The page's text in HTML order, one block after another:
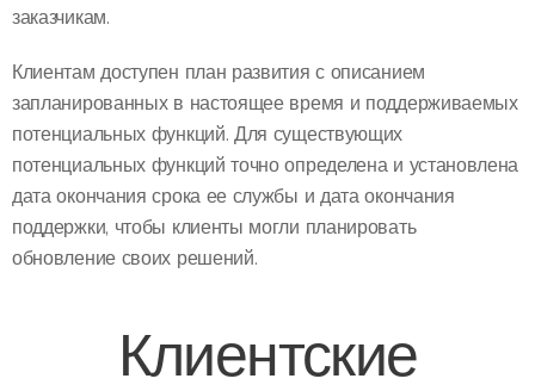
заказчикам.
Клиентам доступен план развития с описанием
запланированных в настоящее время и поддерживаемых
потенциальных функций. Для существующих
потенциальных функций точно определена и установлена
дата окончания срока ее службы и дата окончания
поддержки, чтобы клиенты могли планировать
обновление своих решений.
Клиентские